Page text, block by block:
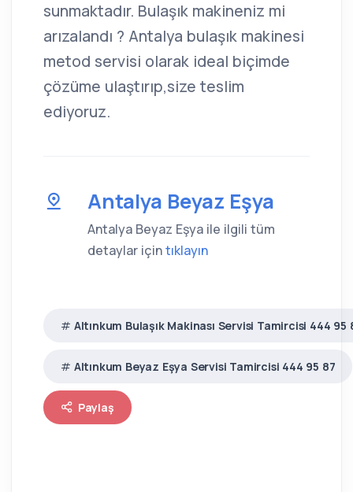
sunmaktadır. Bulaşık makineniz mi
arızalandı ? Antalya bulaşık makinesi
metod servisi olarak ideal biçimde
çözüme ulaştırıp,size teslim
ediyoruz.
Antalya Beyaz Eşya
Antalya Beyaz Eşya ile ilgili tüm
detaylar içintıklayın
Altınkum Bulaşık Makinası Servisi Tamircisi 444 95
Altınkum Beyaz Eşya Servisi Tamircisi 444 95 87
Paylaş